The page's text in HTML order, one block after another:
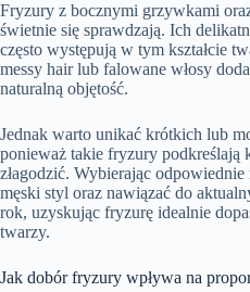
Fryzury z bocznymi grzywkami
świetnie się sprawdzają. Ich
często występują w tym kształcie
messy hair lub falowane włosy
naturalną objętość.
Jednak warto unikać krótkich lub
ponieważ takie fryzury podkreślają
złagodzić. Wybierając
męski styl oraz nawiązać do
rok, uzyskując fryzurę idealnie
twarzy.
Jak dobór fryzury wpływa na